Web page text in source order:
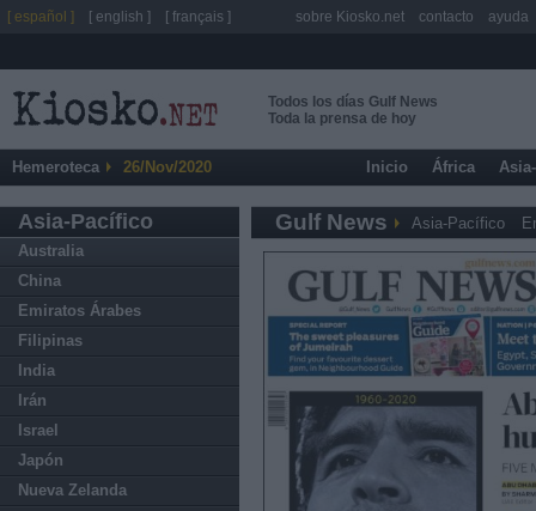
Todos los días Gulf News
Toda la prensa de hoy
Hemeroteca 26/Nov/2020 Inicio África
Asia-Pacífico
Australia
China
Emiratos Árabes
Filipinas
India
Irán
Israel
Japón
Nueva Zelanda
Gulf News Asia-Pacífico
[ español ] [ english ] [ français ] sobre Kiosko.net contacto ayuda